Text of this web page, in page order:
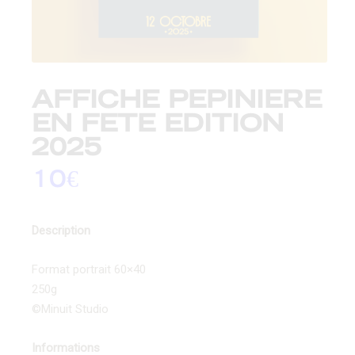
AFFICHE PEPINIERE
EN FETE EDITION
2025
10€
Description
Format portrait 60×40
250g
©Minuit Studio
Informations